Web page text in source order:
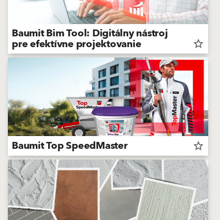
Baumit Bim Tool: Digitálny nástroj
pre efektívne projektovanie star_border
Baumit Top SpeedMaster star_border